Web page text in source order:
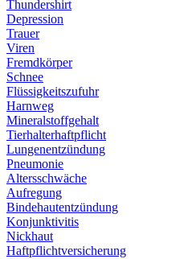
Thundershirt
Depression
Trauer
Viren
Fremdkörper
Schnee
Flüssigkeitszufuhr
Harnweg
Mineralstoffgehalt
Tierhalterhaftpflicht
Lungenentzündung
Pneumonie
Altersschwäche
Aufregung
Bindehautentzündung
Konjunktivitis
Nickhaut
Haftpflichtversicherung